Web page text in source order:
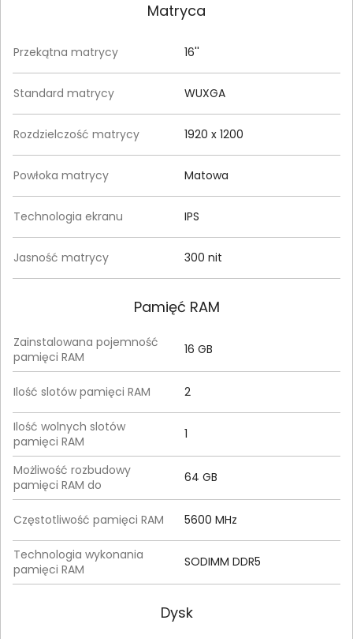
Matryca
Przekątna matrycy 16''
Standard matrycy WUXGA
Rozdzielczość matrycy 1920 x 1200
Powłoka matrycy Matowa
Technologia ekranu IPS
Jasność matrycy 300 nit
Pamięć RAM
Zainstalowana pojemność
pamięci RAM
16 GB
Ilość slotów pamięci RAM 2
Ilość wolnych slotów
pamięci RAM
1
Możliwość rozbudowy
pamięci RAM do
64 GB
Częstotliwość pamięci RAM 5600 MHz
Technologia wykonania
pamięci RAM
SODIMM DDR5
Dysk